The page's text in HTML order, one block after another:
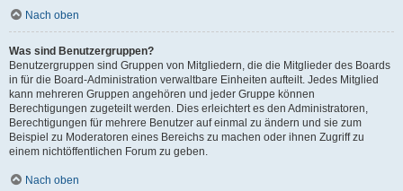
Nach oben
Was sind Benutzergruppen?
Benutzergruppen sind Gruppen von Mitgliedern, die die Mitglieder des Boards
in für die Board-Administration verwaltbare Einheiten aufteilt. Jedes Mitglied
kann mehreren Gruppen angehören und jeder Gruppe können
Berechtigungen zugeteilt werden. Dies erleichtert es den Administratoren,
Berechtigungen für mehrere Benutzer auf einmal zu ändern und sie zum
Beispiel zu Moderatoren eines Bereichs zu machen oder ihnen Zugriff zu
einem nichtöffentlichen Forum zu geben.
Nach oben